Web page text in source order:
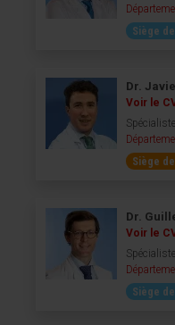
Siège
Dr.
Voir le
Spécialiste
Siège
Dr.
Voir le
Spécialiste
Siège